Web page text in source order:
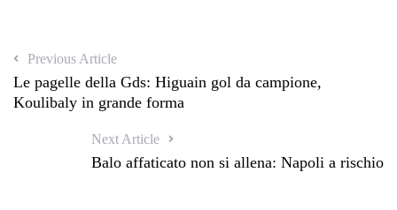
Previous Article
Le pagelle della Gds: Higuain gol da campione,
Koulibaly in grande forma
Next Article
Balo affaticato non si allena: Napoli a rischio